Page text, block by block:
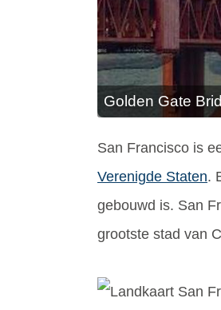
Golden Gate
San Francisco is
Verenigde Staten.
gebouwd is. San
grootste stad van